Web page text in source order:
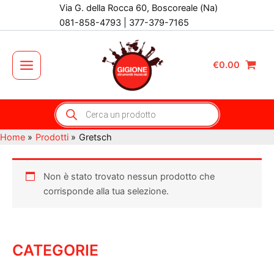
Via G. della Rocca 60, Boscoreale (Na)
081-858-4793 | 377-379-7165
Main
Menu
€0.00
Products
search
Home Prodotti Gretsch
Non è stato trovato nessun prodotto che
corrisponde alla tua selezione.
CATEGORIE